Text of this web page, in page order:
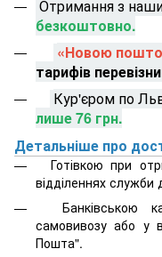
Отримання з
безкоштовно.
«Новою
тарифів
Кур'єром по
лише 76 грн.
Детальніше про
Готівкою при
відділеннях
Банківською
самовивозу або у
Пошта".